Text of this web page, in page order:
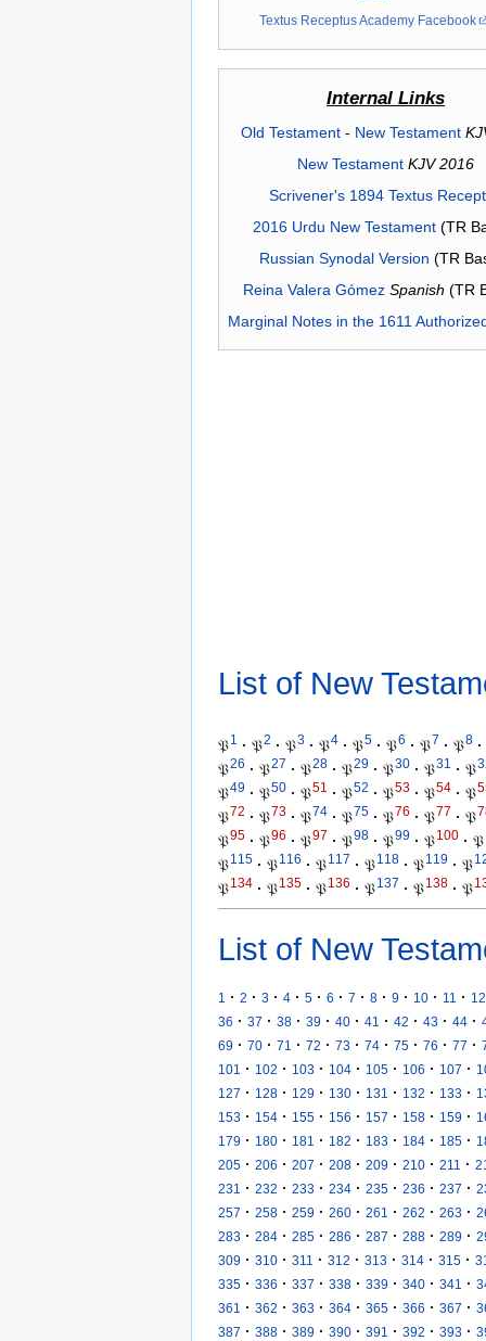
Textus Receptus Academy Facebook
Internal Links
Old Testament- New Testament
New Testament KJV 2016
Scrivener's 1894 Textus
2016 Urdu New Testament(TR
Russian Synodal Version (TR
Reina Valera Gómez Spanish (TR
Marginal Notes in the 1611
List of New
𝔓1 · 𝔓2 · 𝔓3 · 𝔓4 · 𝔓5 · 𝔓6 · 𝔓7 · 𝔓8 ·
𝔓26 · 𝔓27 · 𝔓28 · 𝔓29 · 𝔓30 · 𝔓31 · 𝔓
𝔓49 · 𝔓50 · 𝔓51 · 𝔓52 · 𝔓53 · 𝔓54 · 𝔓
𝔓72 · 𝔓73 · 𝔓74 · 𝔓75 · 𝔓76 · 𝔓77 · 𝔓
𝔓95 · 𝔓96 · 𝔓97 · 𝔓98 · 𝔓99 · 𝔓100 · 𝔓
𝔓115 · 𝔓116 · 𝔓117 · 𝔓118 · 𝔓119 · 𝔓
𝔓134 · 𝔓135 · 𝔓136 · 𝔓137 · 𝔓138 · 𝔓
List of New
1 · 2 · 3 · 4 · 5 · 6 · 7 · 8 · 9 · 10 · 11 · 12
36 · 37 · 38 · 39 · 40 · 41 · 42 · 43 · 44 ·
69 · 70 · 71 · 72 · 73 · 74 · 75 · 76 · 77 ·
101
· 102 · 103 · 104 · 105 · 106 · 107 ·
127 · 128 · 129 · 130 · 131 · 132 · 133 ·
153 · 154 · 155 · 156 · 157 · 158 · 159 ·
179 · 180 · 181 · 182 · 183 · 184 · 185 ·
205 · 206 · 207 · 208 · 209 · 210 · 211 ·
231
· 232 · 233 · 234 · 235 · 236 · 237 ·
257 · 258 · 259 · 260 · 261 · 262 · 263 ·
283 · 284 · 285 · 286 · 287 · 288 · 289 ·
309 · 310 · 311 · 312 · 313 · 314 · 315 ·
335 · 336 · 337 · 338 · 339 · 340 · 341 ·
361
· 362 · 363 · 364 · 365 · 366 · 367 ·
387 · 388 · 389 · 390 · 391 · 392 · 393 ·